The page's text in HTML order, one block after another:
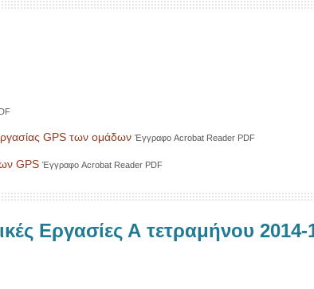
GPS των ομάδων Έγγραφο Acrobat Reader PDF
GPS Έγγραφο Acrobat Reader PDF
Εργασίες Α τετραμήνου 2014-